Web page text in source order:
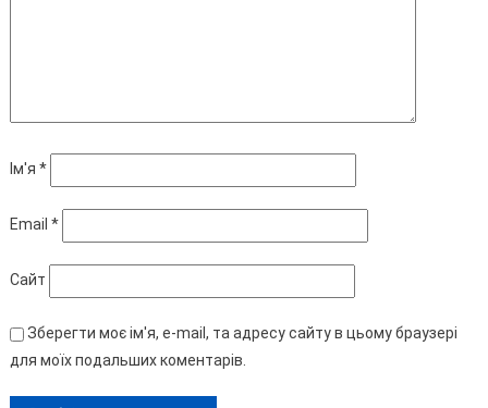
Ім'я *
Email *
Сайт
Зберегти моє ім'я, e-mail, та адресу сайту в цьому браузері
для моїх подальших коментарів.